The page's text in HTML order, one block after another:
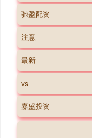
驰盈配资
注意
最新
vs
嘉盛投资